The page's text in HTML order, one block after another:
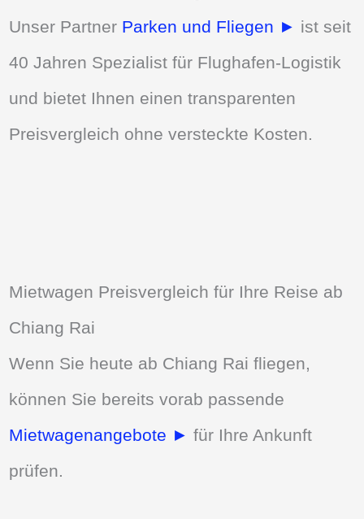
Unser Partner Parken und Fliegen ► ist seit
40 Jahren Spezialist für Flughafen-Logistik
und bietet Ihnen einen transparenten
Preisvergleich ohne versteckte Kosten.
Mietwagen Preisvergleich für Ihre Reise ab
Chiang Rai
Wenn Sie heute ab Chiang Rai fliegen,
können Sie bereits vorab passende
Mietwagenangebote ► für Ihre Ankunft
prüfen.